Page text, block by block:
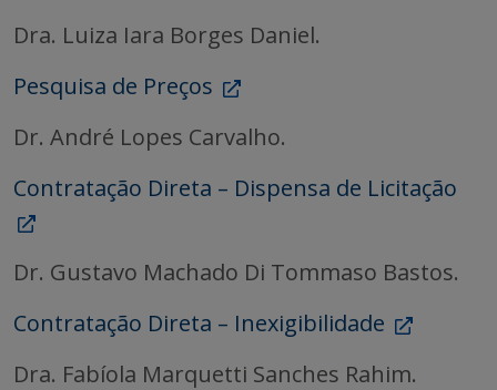
Dra. Luiza Iara Borges Daniel.
Pesquisa de Preços
Dr. André Lopes Carvalho.
Contratação Direta – Dispensa de Licitação
Dr. Gustavo Machado Di Tommaso Bastos.
Contratação Direta – Inexigibilidade
Dra. Fabíola Marquetti Sanches Rahim.